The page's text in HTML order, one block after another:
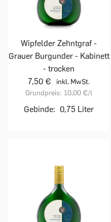
Wipfelder Zehntgraf -
Grauer Burgunder - Kabinett
- trocken
7,50 €
inkl. MwSt.
Grundpreis: 10,00 €/l
Gebinde: 0,75 Liter